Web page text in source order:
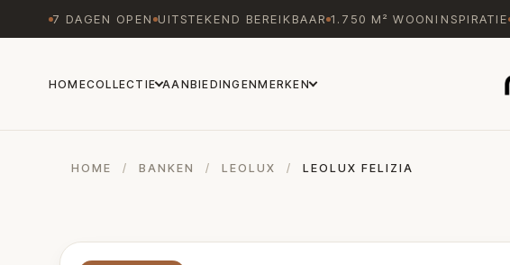
7 DAGEN OPEN UITSTEKEND BEREIKBAAR 1.750 M² WOONINSPIRATIE
HOMECOLLECTIE AANBIEDINGENMERKEN
HOME / BANKEN / LEOLUX / LEOLUX FELIZIA